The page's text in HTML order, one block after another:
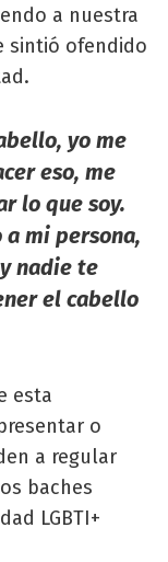
a nuestra
sintió ofendido
yo me
eso, me
lo que soy.
mi persona,
nadie te
el cabello
esta
o
a regular
baches
LGBTI+